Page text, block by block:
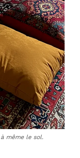
même le sol.